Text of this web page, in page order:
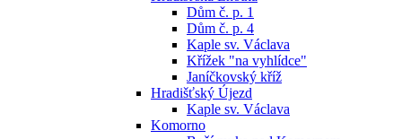
Dům č. p. 1
Dům č. p. 4
Kaple sv. Václava
Křížek "na vyhlídce"
Janíčkovský kříž
Hradišťský Újezd
Kaple sv. Václava
Komorno